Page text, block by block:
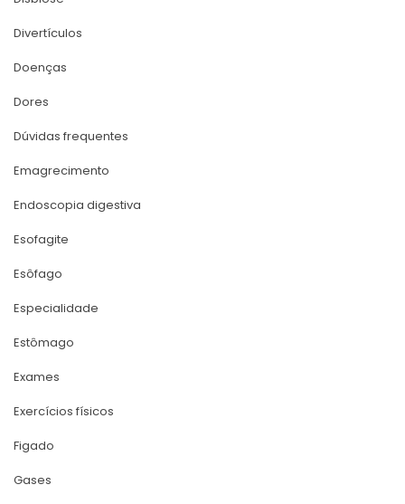
Divertículo
Doença
Dore
Dúvidas frequente
Emagrecimento
Endoscopia digestiva
Esofagite
Esôfago
Especialidade
Estômago
Exame
Exercícios físico
Figado
Gase